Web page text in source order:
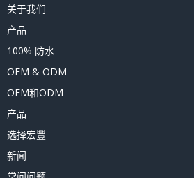
关于我们
产品
100% 防水
OEM & ODM
OEM和ODM
产品
选择宏豐
新闻